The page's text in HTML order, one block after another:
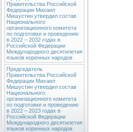
Правительства Российской
Федерации Михаил
Мишустин утвердил состав
Национального
организационного комитета
по подготовке и проведению
в 2022 – 2032 годах в
Российской Федерации
Международного десятилетия
языков коренных народов
Председатель
Правительства Российской
Федерации Михаил
Мишустин утвердил состав
Национального
организационного комитета
по подготовке и проведению
в 2022 – 2023 годах в
Российской Федерации
Международного десятилетия
языков коренных народов